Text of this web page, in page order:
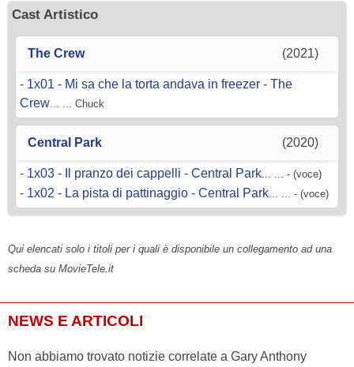
Cast Artistico
The Crew (2021)
- 1x01 - Mi sa che la torta andava in freezer - The
Crew ... ... Chuck
Central Park (2020)
- 1x03 - Il pranzo dei cappelli - Central Park ... ... - (voce)
- 1x02 - La pista di pattinaggio - Central Park ... ... - (voce)
Qui elencati solo i titoli per i quali è disponibile un collegamento ad una
scheda su MovieTele.it
NEWS E ARTICOLI
Non abbiamo trovato notizie correlate a Gary Anthony